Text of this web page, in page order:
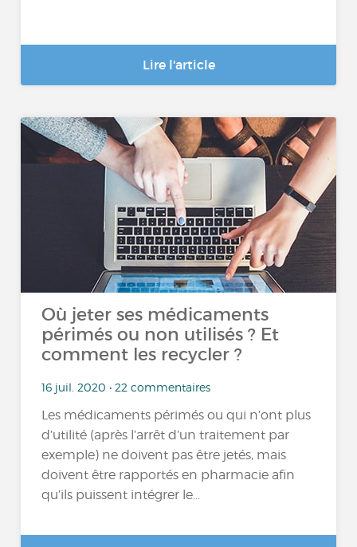
Lire l'article
Où jeter ses médicaments
périmés ou non utilisés ? Et
comment les recycler ?
16 juil. 2020 • 22 commentaires
Les médicaments périmés ou qui n’ont plus
d’utilité (après l’arrêt d’un traitement par
exemple) ne doivent pas être jetés, mais
doivent être rapportés en pharmacie afin
qu’ils puissent intégrer le...